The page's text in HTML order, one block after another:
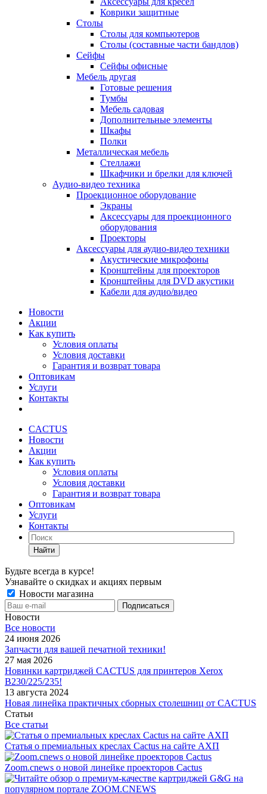
Коврики защитные
Столы
Столы для компьютеров
Столы (составные части бандлов)
Сейфы
Сейфы офисные
Мебель другая
Готовые решения
Тумбы
Мебель садовая
Дополнительные элементы
Шкафы
Полки
Металлическая мебель
Стеллажи
Шкафчики и брелки для ключей
Аудио-видео техника
Проекционное оборудование
Экраны
Аксессуары для проекционного
оборудования
Проекторы
Аксессуары для аудио-видео техники
Акустические микрофоны
Кронштейны для проекторов
Кронштейны для DVD акустики
Кабели для аудио/видео
Новости
Акции
Как купить
Условия оплаты
Условия доставки
Гарантия и возврат товара
Оптовикам
Услуги
Контакты
CACTUS
Новости
Акции
Как купить
Условия оплаты
Условия доставки
Гарантия и возврат товара
Оптовикам
Услуги
Контакты
Найти
Будьте всегда в курсе!
Узнавайте о скидках и акциях первым
Новости магазина
Новости
Все новости
24 июня 2026
Запчасти для вашей печатной техники!
27 мая 2026
Новинки картриджей CACTUS для принтеров Xerox
B230/225/235!
13 августа 2024
Новая линейка практичных сборных столешниц от CACTUS
Статьи
Все статьи
Статья о премиальных креслах Cactus на сайте АХП
Zoom.cnews о новой линейке проекторов Cactus